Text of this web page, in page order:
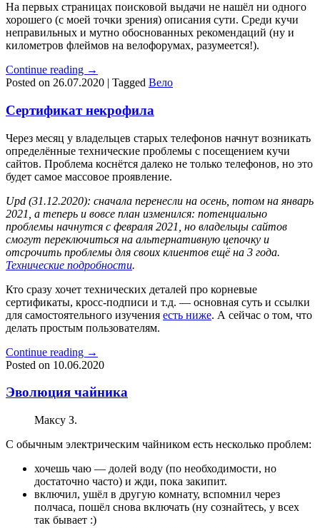
На первых страницах поисковой выдачи не нашёл ни одного
хорошего (с моей точки зрения) описания сути. Среди кучи
неправильных и мутно обоснованных рекомендаций (ну и
километров флеймов на велофорумах, разумеется!).
Continue reading →
Posted on 26.07.2020 | Tagged Вело
Сертификат некрофила
Через месяц у владельцев старых телефонов начнут возникать
определённые технические проблемы с посещением кучи
сайтов. Проблема коснётся далеко не только телефонов, но это
будет самое массовое проявление.
Upd (31.12.2020): сначала перенесли на осень, потом на январь
2021, а теперь и вовсе план изменился: потенциально
проблемы начнутся с февраля 2021, но владельцы сайтов
смогут переключиться на альтернативную цепочку и
отсрочить проблемы для своих клиентов ещё на 3 года.
Технические подробности.
Кто сразу хочет технических деталей про корневые
сертификаты, кросс-подписи и т.д. — основная суть и ссылки
для самостоятельного изучения есть ниже. А сейчас о том, что
делать простым пользователям.
Continue reading →
Posted on 10.06.2020
Эволюция чайника
Максу З.
С обычным электрическим чайником есть несколько проблем:
хочешь чаю — долей воду (по необходимости, но
достаточно часто) и жди, пока закипит.
включил, ушёл в другую комнату, вспомнил через
полчаса, пошёл снова включать (ну сознайтесь, у всех
так бывает :)